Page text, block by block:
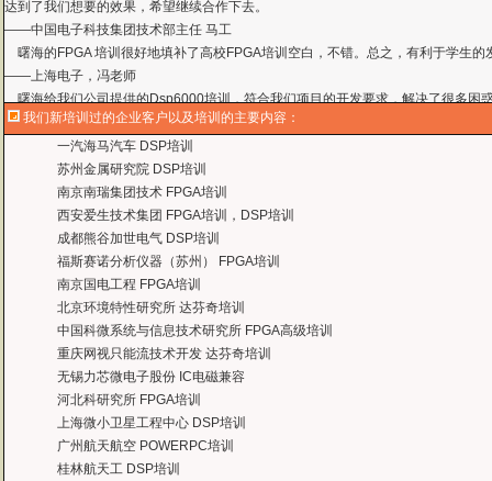
曙海的FPGA 培训很好地填补了高校FPGA培训空白，不错。总之，有利于学生
——上海电子，冯老师
曙海给我们公司提供的Dsp6000培训，符合我们项目的开发要求，解决了很多困
——公安部第三研究所，项目部负责人李先生
MTK培训-我在网上找了很久，就是找不到。在曙海居然有MTK驱动的培训，老师
——台湾双扬科技，研发处经理，杨先生
曙海对我们公司的iPhone培训，实验项目很多，确实学到了东西。受益无穷 啊
——台湾欧泽科技,张工
通过参加Symbian培训，再做Symbian相关的项目感觉更加得心应手了，理 论加
——IBM公司，沈经理
有曙海这样的DSP开发培训单位，是教育行业的财富，听了他们的课，茅塞顿开。
——上海医疗器械高等学校，罗老师
曙海的andriod 系统与应用培训完全符合了我公司的要求，达到了我公司培训的
上海贝尔，李工
曙海培训DSP2000的老师，上课思路清晰，口齿清楚，由浅入深，重点突出，培
达到了我们想要的效果，希望继续合作下去。
——中国电子科技集团技术部主任 马工
曙海的FPGA 培训很好地填补了高校FPGA培训空白，不错。总之，有利于学生
——上海电子，冯老师
曙海给我们公司提供的Dsp6000培训，符合我们项目的开发要求，解决了很多困
——公安部第三研究所，项目部负责人李先生
我们新培训过的企业客户以及培训的主要内容：
一汽海马汽车 DSP培训
苏州金属研究院 DSP培训
南京南瑞集团技术 FPGA培训
西安爱生技术集团 FPGA培训，DSP培训
成都熊谷加世电气 DSP培训
福斯赛诺分析仪器（苏州） FPGA培训
南京国电工程 FPGA培训
北京环境特性研究所 达芬奇培训
中国科微系统与信息技术研究所 FPGA高级培训
重庆网视只能流技术开发 达芬奇培训
无锡力芯微电子股份 IC电磁兼容
河北科研究所 FPGA培训
上海微小卫星工程中心 DSP培训
广州航天航空 POWERPC培训
桂林航天工 DSP培训